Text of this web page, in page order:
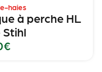
haies
à perche HL
Stihl
€